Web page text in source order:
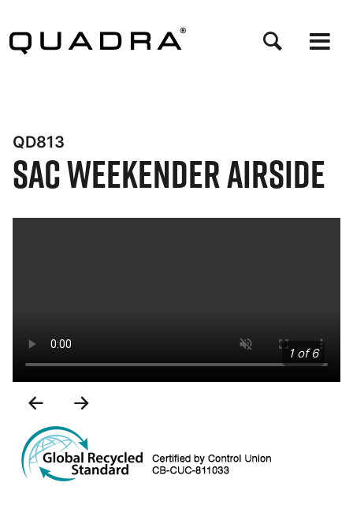
contenu
QD813
Sac Weekender Airside
1 of 6
Previous
Slide